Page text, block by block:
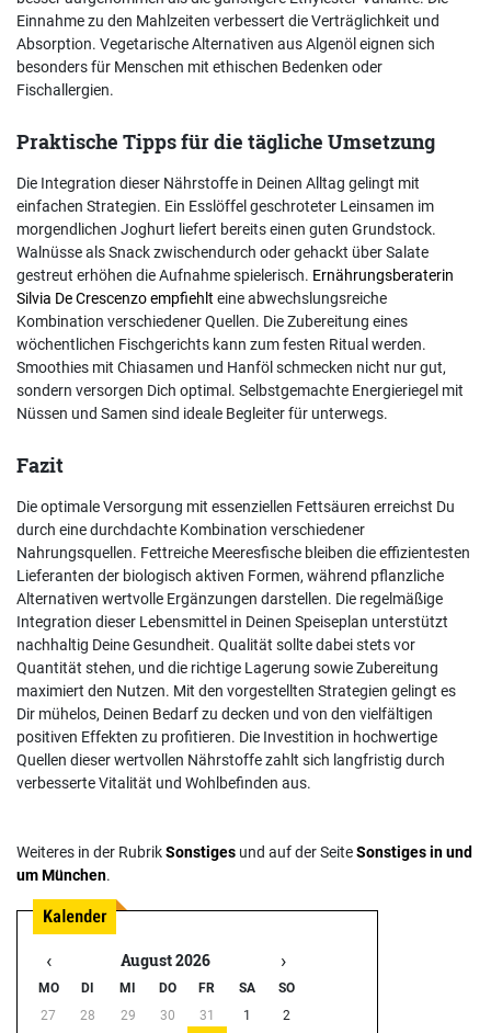
Einnahme zu den Mahlzeiten verbessert die Verträglichkeit und
Absorption. Vegetarische Alternativen aus Algenöl eignen sich
besonders für Menschen mit ethischen Bedenken oder
Fischallergien.
Praktische Tipps für die tägliche Umsetzung
Die Integration dieser Nährstoffe in Deinen Alltag gelingt mit
einfachen Strategien. Ein Esslöffel geschroteter Leinsamen im
morgendlichen Joghurt liefert bereits einen guten Grundstock.
Walnüsse als Snack zwischendurch oder gehackt über Salate
gestreut erhöhen die Aufnahme spielerisch. Ernährungsberaterin
Silvia De Crescenzo empfiehlt eine abwechslungsreiche
Kombination verschiedener Quellen. Die Zubereitung eines
wöchentlichen Fischgerichts kann zum festen Ritual werden.
Smoothies mit Chiasamen und Hanföl schmecken nicht nur gut,
sondern versorgen Dich optimal. Selbstgemachte Energieriegel mit
Nüssen und Samen sind ideale Begleiter für unterwegs.
Fazit
Die optimale Versorgung mit essenziellen Fettsäuren erreichst Du
durch eine durchdachte Kombination verschiedener
Nahrungsquellen. Fettreiche Meeresfische bleiben die effizientesten
Lieferanten der biologisch aktiven Formen, während pflanzliche
Alternativen wertvolle Ergänzungen darstellen. Die regelmäßige
Integration dieser Lebensmittel in Deinen Speiseplan unterstützt
nachhaltig Deine Gesundheit. Qualität sollte dabei stets vor
Quantität stehen, und die richtige Lagerung sowie Zubereitung
maximiert den Nutzen. Mit den vorgestellten Strategien gelingt es
Dir mühelos, Deinen Bedarf zu decken und von den vielfältigen
positiven Effekten zu profitieren. Die Investition in hochwertige
Quellen dieser wertvollen Nährstoffe zahlt sich langfristig durch
verbesserte Vitalität und Wohlbefinden aus.
Weiteres in der RubrikSonstiges und auf der SeiteSonstiges in und
um München.
‹ August 2026 ›
MO DI MI DO FR SA
SO
27
28 29 30 31 1
2